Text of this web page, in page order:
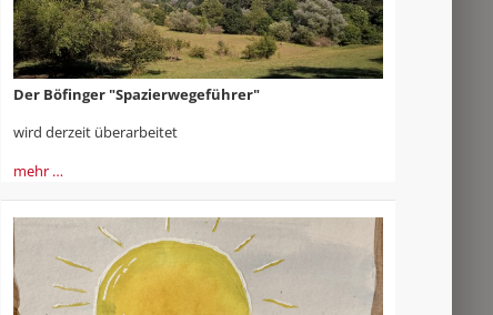
Der Böfinger "Spazierwegeführer"
wird derzeit überarbeitet
mehr …